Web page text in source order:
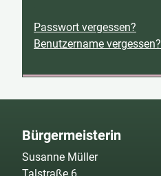
Passwort vergessen?
Benutzername vergessen?
Bürgermeisterin
Susanne Müller